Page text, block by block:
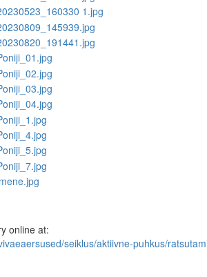
online at:
seiklus/aktiivne-puhkus/